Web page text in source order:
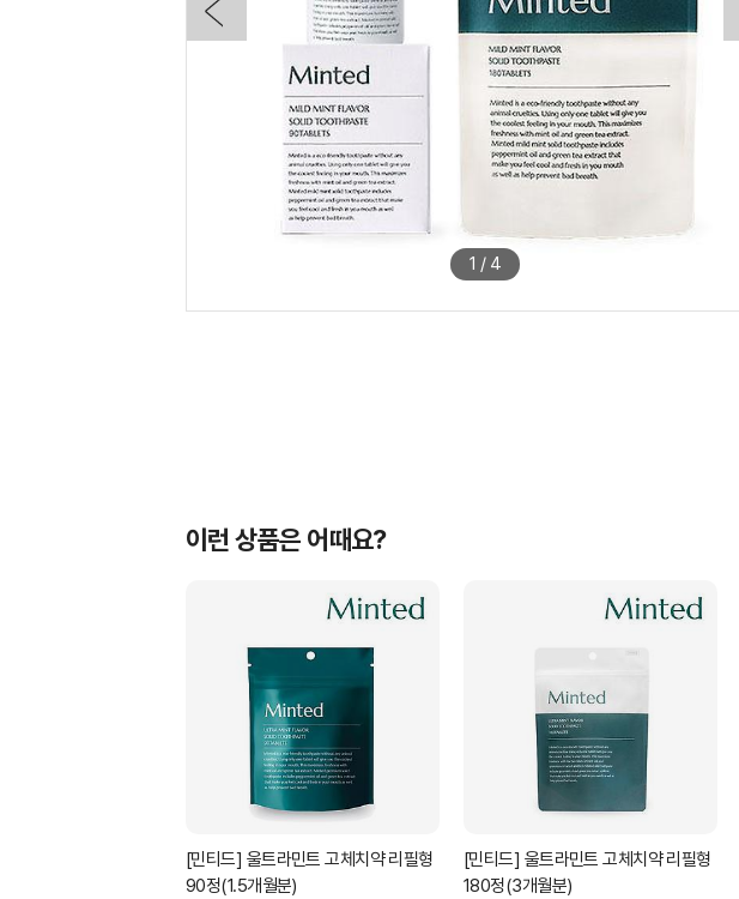
1 / 4
이런 상품은 어때요?
[민티드] 울트라민트 고체치약 리필형
90정(1.5개월분)
[민티드] 울트라민트 고체치약 리필형
180정(3개월분)